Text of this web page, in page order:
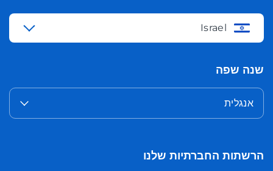
Israel
שנה שפה
אנגלית
הרשתות החברתיות שלנו